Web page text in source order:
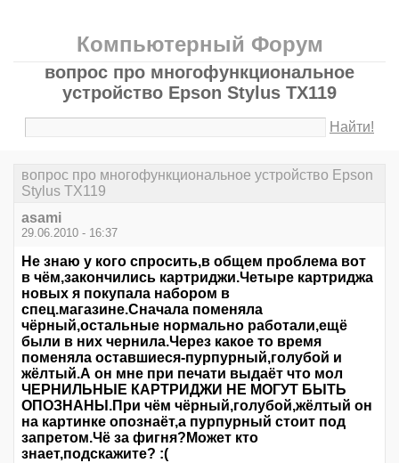
Компьютерный Форум
вопрос про многофункциональное
устройство Epson Stylus TX119
Найти!
вопрос про многофункциональное устройство Epson
Stylus TX119
asami
29.06.2010 - 16:37
Не знаю у кого спросить,в общем проблема вот
в чём,закончились картриджи.Четыре картриджа
новых я покупала набором в
спец.магазине.Сначала поменяла
чёрный,остальные нормально работали,ещё
были в них чернила.Через какое то время
поменяла оставшиеся-пурпурный,голубой и
жёлтый.А он мне при печати выдаёт что мол
ЧЕРНИЛЬНЫЕ КАРТРИДЖИ НЕ МОГУТ БЫТЬ
ОПОЗНАНЫ.При чём чёрный,голубой,жёлтый он
на картинке опознаёт,а пурпурный стоит под
запретом.Чё за фигня?Может кто
знает,подскажите? :(